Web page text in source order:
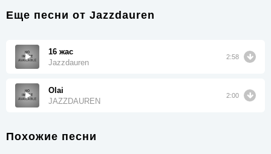
Еще песни от Jazzdauren
16 жас
Jazzdauren
2:58
Olai
JAZZDAUREN
2:00
Похожие песни